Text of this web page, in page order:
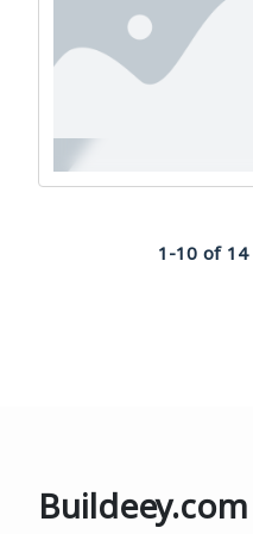
Buildeey.com